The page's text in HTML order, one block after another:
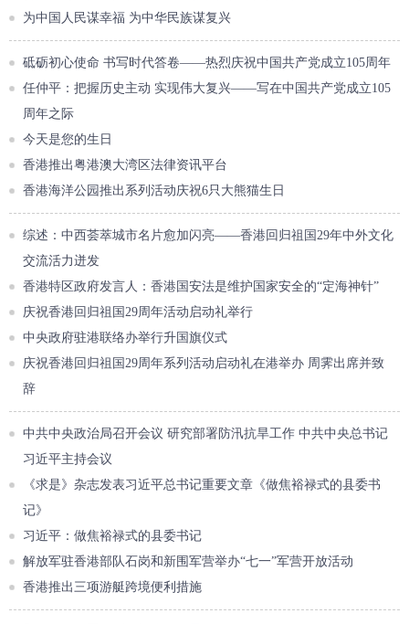
为中国人民谋幸福 为中华民族谋复兴
砥砺初心使命 书写时代答卷——热烈庆祝中国共产党成立105周年
任仲平：把握历史主动 实现伟大复兴——写在中国共产党成立105
周年之际
今天是您的生日
香港推出粤港澳大湾区法律资讯平台
香港海洋公园推出系列活动庆祝6只大熊猫生日
综述：中西荟萃城市名片愈加闪亮——香港回归祖国29年中外文化
交流活力迸发
香港特区政府发言人：香港国安法是维护国家安全的“定海神针”
庆祝香港回归祖国29周年活动启动礼举行
中央政府驻港联络办举行升国旗仪式
庆祝香港回归祖国29周年系列活动启动礼在港举办 周霁出席并致
辞
中共中央政治局召开会议 研究部署防汛抗旱工作 中共中央总书记
习近平主持会议
《求是》杂志发表习近平总书记重要文章《做焦裕禄式的县委书
记》
习近平：做焦裕禄式的县委书记
解放军驻香港部队石岗和新围军营举办“七一”军营开放活动
香港推出三项游艇跨境便利措施